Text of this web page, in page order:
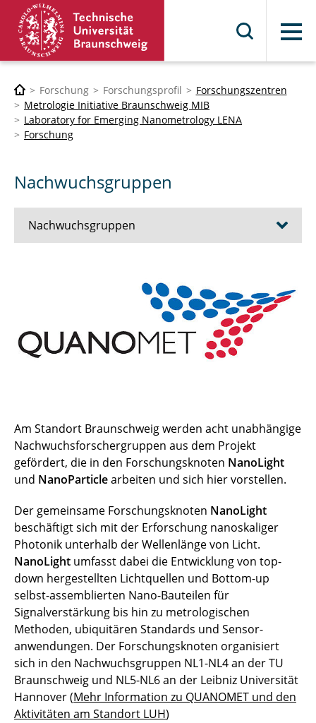
Menü
Forschung Forschungsprofil
Forschungszentren
Metrologie Initiative Braunschweig MIB
Laboratory for Emerging Nanometrology LENA
Forschung
Nachwuchsgruppen
Nachwuchsgruppen
Structured Light Microscopy (NL2)
Sensors (NL3)
Nanopartikel Charakterisierung (NP2)
Modell-Nanopartikel (NP3)
Am Standort Braunschweig werden acht unabhängige
Nachwuchsforschergruppen aus dem Projekt
gefördert, die in den Forschungsknoten NanoLight
und NanoParticlearbeiten und sich hier vorstellen.
Der gemeinsame Forschungsknoten NanoLight
beschäftigt sich mit der Erforschung nanoskaliger
Photonik unterhalb der Wellenlänge von Licht.
NanoLight umfasst dabei die Entwicklung von top-
down hergestellten Lichtquellen und Bottom-up
selbst-assemblierten Nano-Bauteilen für
Signalverstärkung bis hin zu metrologischen
Methoden, ubiquitären Standards und Sensor­
anwendungen. Der Forschungsknoten organisiert
sich in den Nachwuchsgruppen NL1-NL4 an der TU
Braunschweig und NL5-NL6 an der Leibniz Universität
Hannover (Mehr Information zu QUANOMET und den
Aktivitäten am Standort LUH)